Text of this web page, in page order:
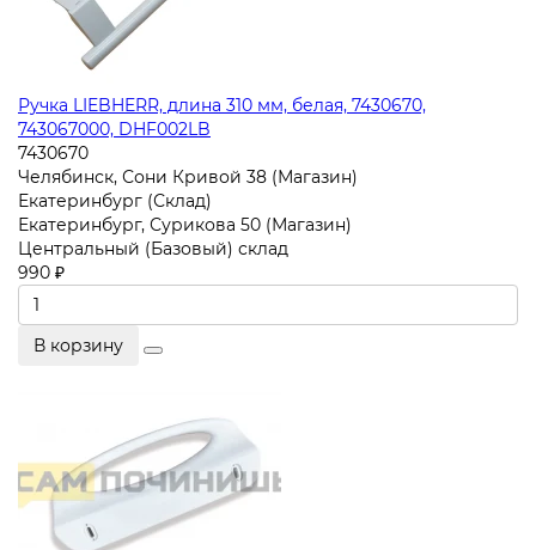
Ручка LIEBHERR, длина 310 мм, белая, 7430670,
743067000, DHF002LB
7430670
Челябинск, Сони Кривой 38 (Магазин)
Екатеринбург (Склад)
Екатеринбург, Сурикова 50 (Магазин)
Центральный (Базовый) склад
990 ₽
В корзину